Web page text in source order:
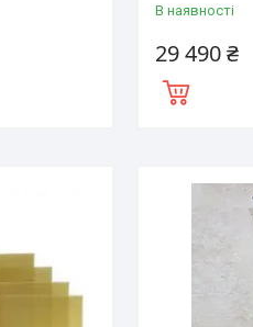
В наявності
29 490 ₴